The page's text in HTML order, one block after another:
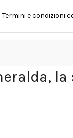
Termini e condizioni
la